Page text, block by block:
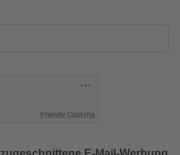
Friendly Captcha